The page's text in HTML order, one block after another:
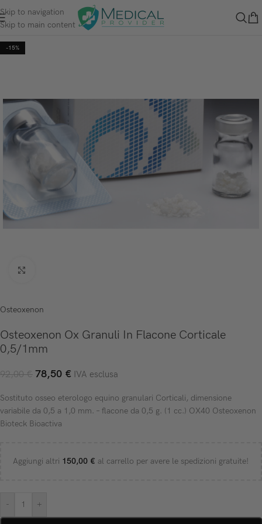
Skip to navigation
Skip to main content
-15%
Osteoxenon
Osteoxenon Ox Granuli In Flacone Corticale
0,5/1mm
92,00€ 78,50 € IVA esclusa
Sostituto osseo eterologo equino granulari Corticali, dimensione
variabile da 0,5 a 1,0 mm. – flacone da 0,5 g. (1 cc.) OX40 Osteoxenon
Bioteck Bioactiva
Aggiungi altri 150,00 € al carrello per avere le spedizioni gratuite!
- +